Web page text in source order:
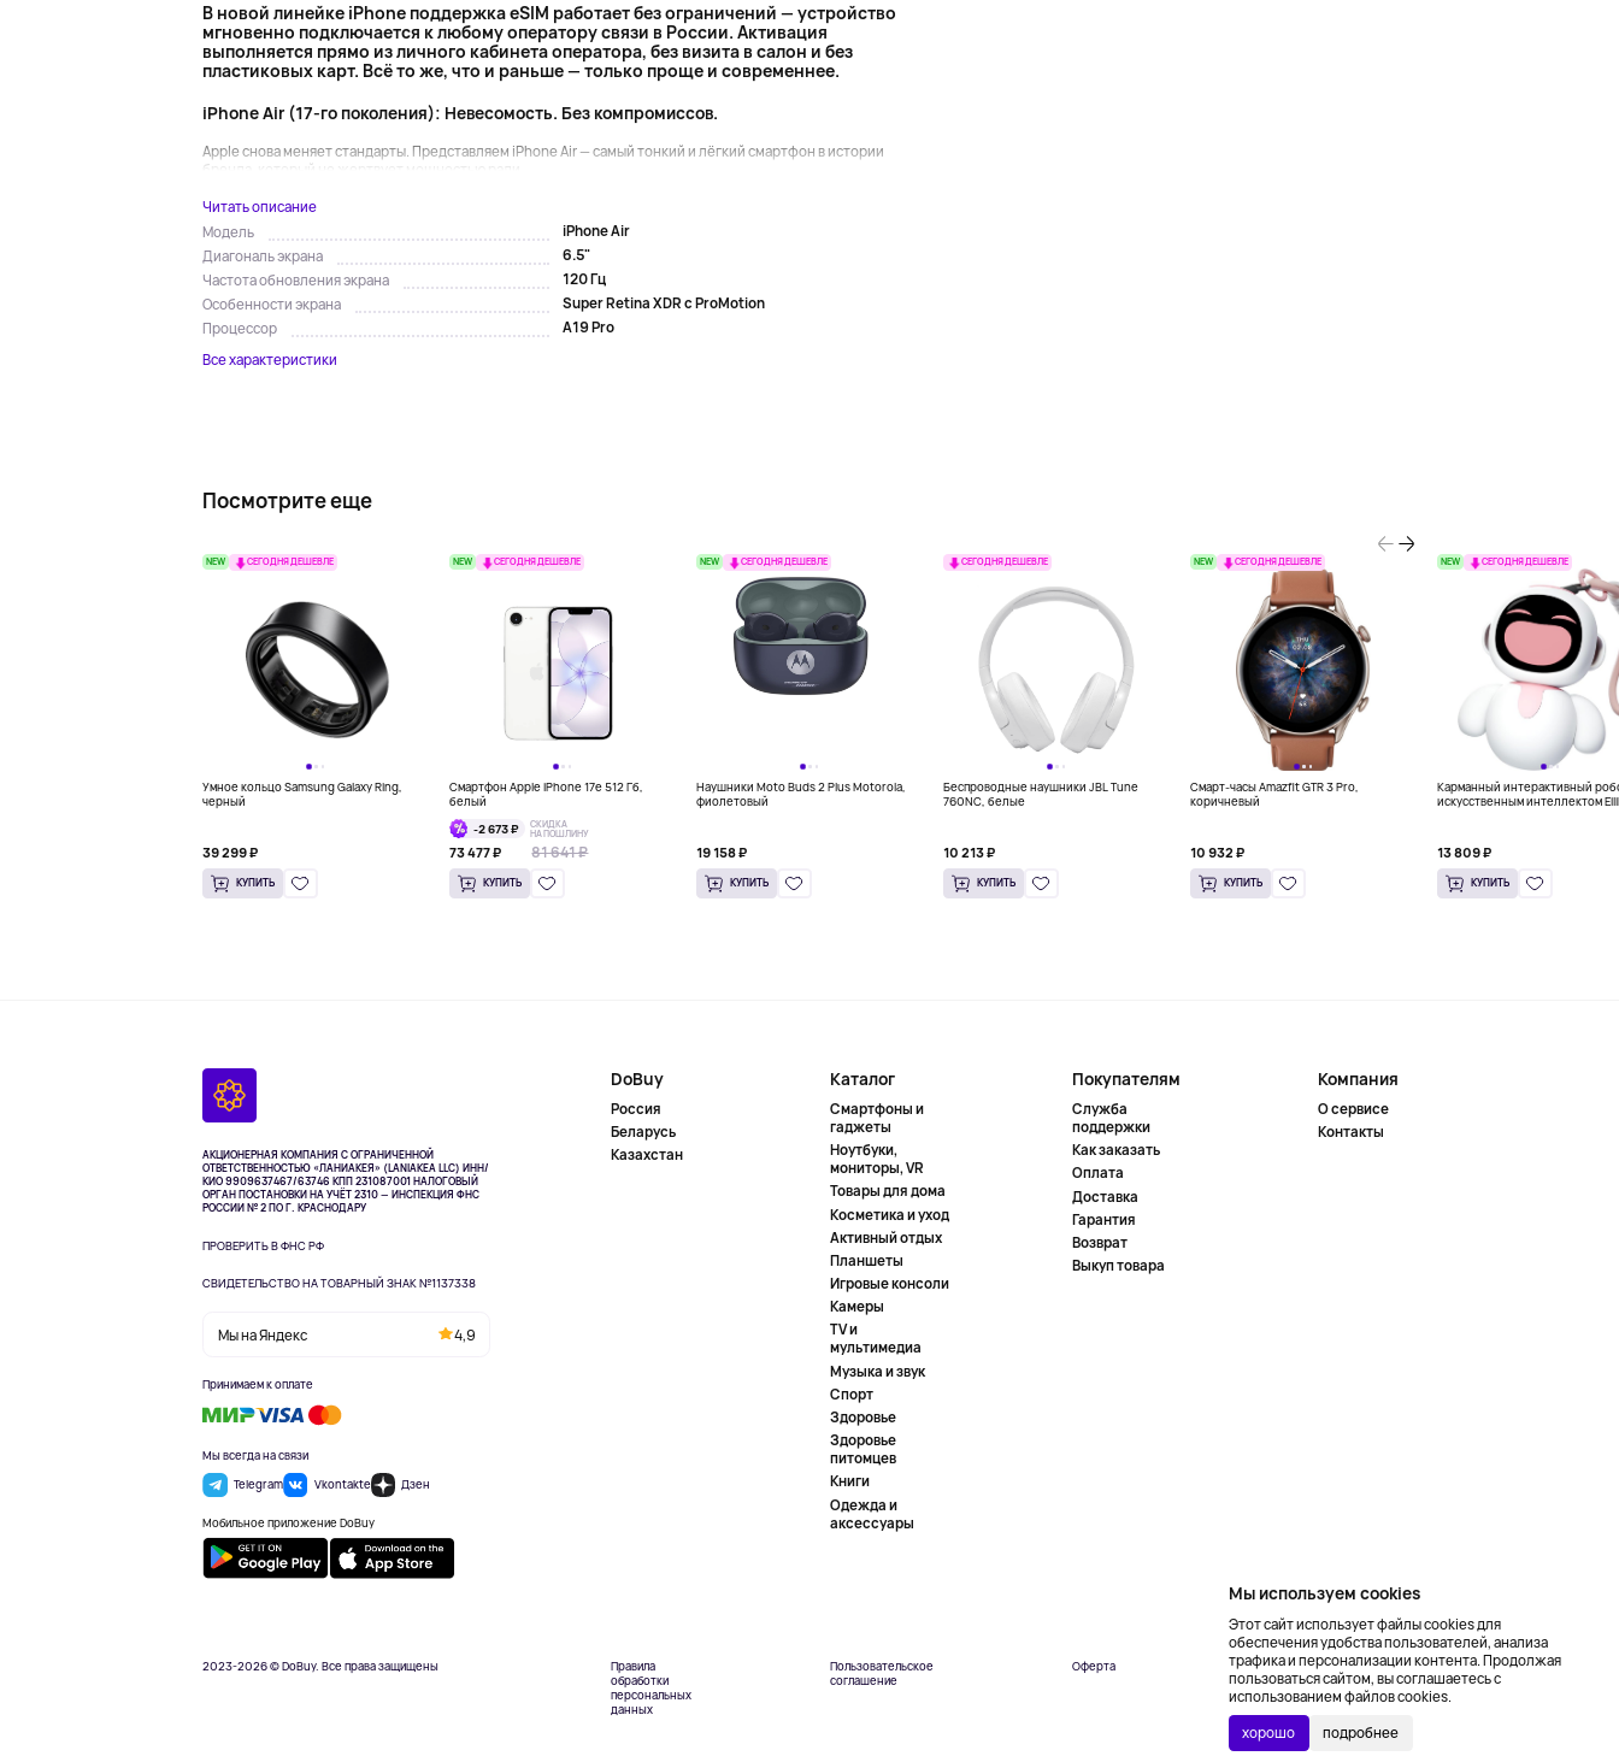
В новой линейке iPhone поддержка eSIM работает без ограничений — устройство
мгновенно подключается к любому оператору связи в России. Активация
выполняется прямо из личного кабинета оператора, без визита в салон и без
пластиковых карт. Всё то же, что и раньше — только проще и современнее.
iPhone Air (17-го поколения): Невесомость. Без компромиссов.
Apple снова меняет стандарты. Представляем iPhone Air — самый тонкий и лёгкий смартфон в истории
бренда, который не жертвует мощностью ради...
Читать описание
Модель
iPhone Air
Диагональ экрана
6.5"
Частота обновления экрана
120 Гц
Особенности экрана
Super Retina XDR с ProMotion
Процессор
A19 Pro
Все характеристики
Посмотрите еще
NEW СЕГОДНЯ ДЕШЕВЛЕ
Умное кольцо Samsung Galaxy Ring,
черный
39 299 ₽
КУПИТЬ
NEW СЕГОДНЯ ДЕШЕВЛЕ
Смартфон Apple iPhone 17e 512 Гб,
белый
-2 673 ₽
СКИДКА
НА ПОШЛИНУ
73 477 ₽ 81 641 ₽
КУПИТЬ
NEW СЕГОДНЯ ДЕШЕВЛЕ
Наушники Moto Buds 2 Plus Motorola,
фиолетовый
19 158 ₽
КУПИТЬ
СЕГОДНЯ ДЕШЕВЛЕ
Беспроводные наушники JBL Tune
760NC, белые
10 213 ₽
КУПИТЬ
NEW СЕГОДНЯ ДЕШЕВЛЕ
Смарт-часы Amazfit GTR 3 Pro,
коричневый
10 932 ₽
КУПИТЬ
NEW СЕГОДНЯ ДЕШЕВЛЕ
Карманный интерактивный
искусственным интеллектом
13 809 ₽
КУПИТЬ
АКЦИОНЕРНАЯ КОМПАНИЯ С ОГРАНИЧЕННОЙ
ОТВЕТСТВЕННОСТЬЮ «ЛАНИАКЕЯ» (LANIAKEA LLC) ИНН/
КИО 9909637467/63746 КПП 231087001НАЛОГОВЫЙ
ОРГАН ПОСТАНОВКИ НА УЧЁТ 2310 — ИНСПЕКЦИЯ ФНС
РОССИИ № 2 ПО Г. КРАСНОДАРУ
ПРОВЕРИТЬ В ФНС РФ
СВИДЕТЕЛЬСТВО НА ТОВАРНЫЙ ЗНАК №1137338
Мы на Яндекс 4,9
Принимаем к оплате
Мы всегда на связи
Telegram
Vkontakte Дзен
Мобильное приложение DoBuy
DoBuy
Россия
Беларусь
Казахстан
Каталог
Смартфоны и
гаджеты
Ноутбуки,
мониторы, VR
Товары для дома
Косметика и уход
Активный отдых
Планшеты
Игровые консоли
Камеры
TV и
мультимедиа
Музыка и звук
Спорт
Здоровье
Здоровье
питомцев
Книги
Одежда и
аксессуары
Покупателям
Служба
поддержки
Как заказать
Оплата
Доставка
Гарантия
Возврат
Выкуп товара
Компания
О сервисе
Контакты
2023-2026 © DoBuy. Все права защищены
Правила
обработки
персональных
данных
Пользовательское
соглашение
Оферта
Создание сайта –
NetLab
Мы используем cookies
Этот сайт использует файлы cookies для
обеспечения удобства пользователей, анализа
трафика и персонализации контента. Продолжая
пользоваться сайтом, вы соглашаетесь с
использованием файлов cookies.
хорошо подробнее